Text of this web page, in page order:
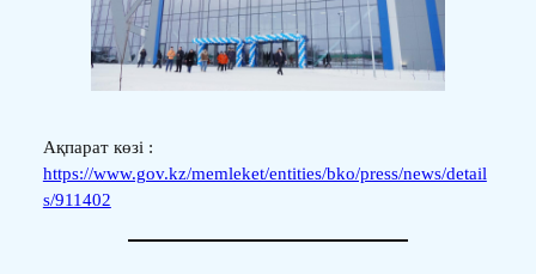
Ақпарат көзі :
https://www.gov.kz/memleket/entities/bko/press/news/detail
s/911402